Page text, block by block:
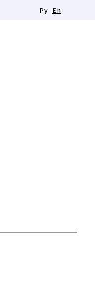
Ру En